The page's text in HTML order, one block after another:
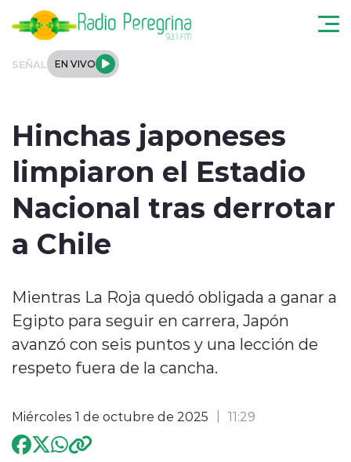
SEÑAL EN VIVO
Tendencias
Podcast
Deportes
Entrevistas
Programación
Hinchas japoneses
limpiaron el Estadio
Nacional tras derrotar
a Chile
Mientras La Roja quedó obligada a ganar a
Egipto para seguir en carrera, Japón
avanzó con seis puntos y una lección de
respeto fuera de la cancha.
Miércoles 1 de octubre de 2025 11:29